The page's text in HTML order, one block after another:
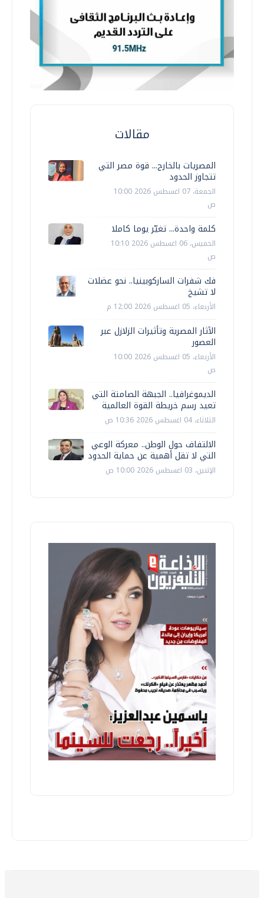
مقالات
المصريات بالخارج... قوة مصر التي
تتجاوز الحدود
الجمعة، 07 اغسطس 2026 10:00
ص
كلمة واحدة... تغيّر يوما كاملا
الخميس، 06 اغسطس 2026 10:10
ص
فك شفرات الساركوبينيا.. نحو عضلات
لا تشيخ
الأربعاء، 05 اغسطس 2026 12:00 م
الآثار المصرية وتأثيرات الزلازل عبر
العصور
الأربعاء، 05 اغسطس 2026 10:00
ص
الديموغرافيا.. الجبهة الصامتة التي
تعيد رسم خريطة القوة العالمية
الثلاثاء، 04 اغسطس 2026 10:36 ص
الالتفاف حول الوطن.. معركة الوعي
التي لا تقل أهمية عن حماية الحدود
الإثنين، 03 اغسطس 2026 10:00 ص